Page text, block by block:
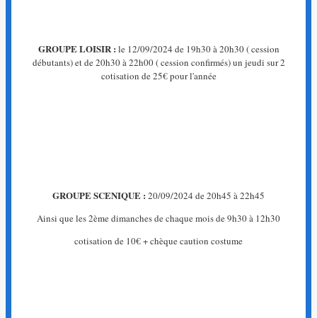
GROUPE LOISIR : le 12/09/2024 de 19h30 à 20h30 ( cession
débutants) et de 20h30 à 22h00 ( cession confirmés) un jeudi sur 2
cotisation de 25€ pour l'année
GROUPE SCENIQUE : 20/09/2024 de 20h45 à 22h45
Ainsi que les 2ème dimanches de chaque mois de 9h30 à 12h30
cotisation de 10€ + chèque caution costume